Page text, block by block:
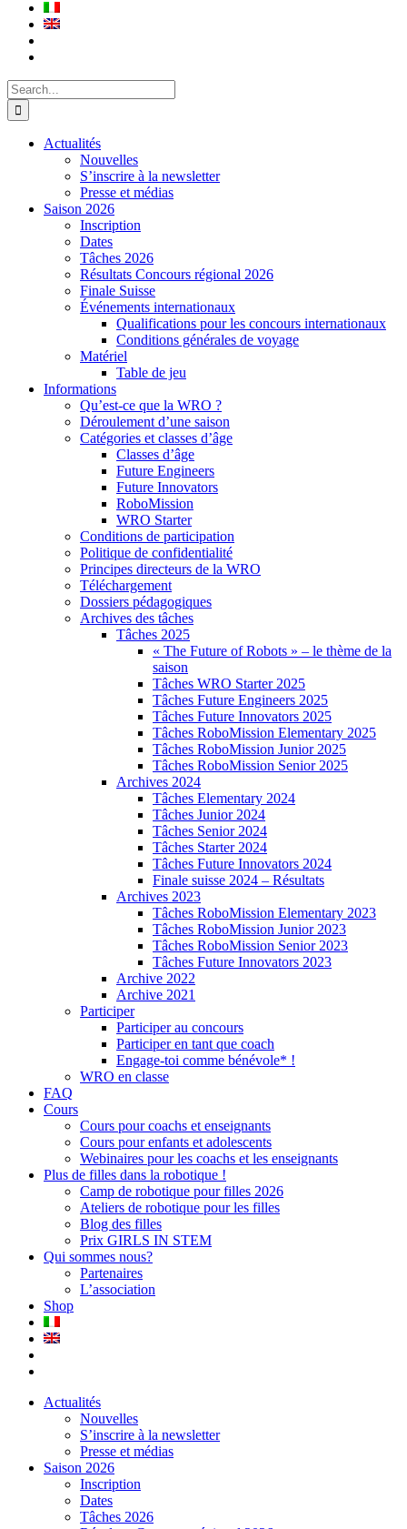
Search
for:
Actualités
Nouvelles
S’inscrire à la newsletter
Presse et médias
Saison 2026
Inscription
Dates
Tâches 2026
Résultats Concours régional 2026
Finale Suisse
Événements internationaux
Qualifications pour les concours internationaux
Conditions générales de voyage
Matériel
Table de jeu
Informations
Qu’est-ce que la WRO ?
Déroulement d’une saison
Catégories et classes d’âge
Classes d’âge
Future Engineers
Future Innovators
RoboMission
WRO Starter
Conditions de participation
Politique de confidentialité
Principes directeurs de la WRO
Téléchargement
Dossiers pédagogiques
Archives des tâches
Tâches 2025
« The Future of Robots » – le thème de la
saison
Tâches WRO Starter 2025
Tâches Future Engineers 2025
Tâches Future Innovators 2025
Tâches RoboMission Elementary 2025
Tâches RoboMission Junior 2025
Tâches RoboMission Senior 2025
Archives 2024
Tâches Elementary 2024
Tâches Junior 2024
Tâches Senior 2024
Tâches Starter 2024
Tâches Future Innovators 2024
Finale suisse 2024 – Résultats
Archives 2023
Tâches RoboMission Elementary 2023
Tâches RoboMission Junior 2023
Tâches RoboMission Senior 2023
Tâches Future Innovators 2023
Archive 2022
Archive 2021
Participer
Participer au concours
Participer en tant que coach
Engage-toi comme bénévole* !
WRO en classe
FAQ
Cours
Cours pour coachs et enseignants
Cours pour enfants et adolescents
Webinaires pour les coachs et les enseignants
Plus de filles dans la robotique !
Camp de robotique pour filles 2026
Ateliers de robotique pour les filles
Blog des filles
Prix GIRLS IN STEM
Qui sommes nous?
Partenaires
L’association
Shop
Actualités
Nouvelles
S’inscrire à la newsletter
Presse et médias
Saison 2026
Inscription
Dates
Tâches 2026